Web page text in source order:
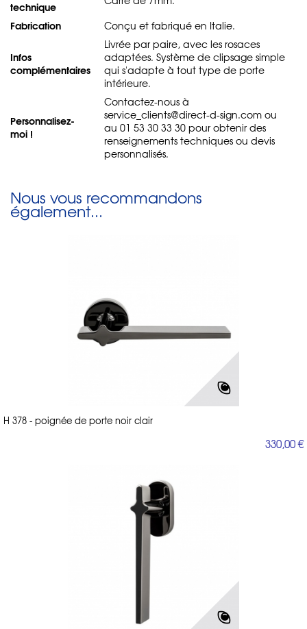
technique
Fabrication Conçu et fabriqué en Italie.
Infos
complémentaires
Livrée par paire, avec les rosaces
adaptées. Système de clipsage simple
qui s'adapte à tout type de porte
intérieure.
Personnalisez-
moi !
Contactez-nous à
service_clients@direct-d-sign.com ou
au 01 53 30 33 30 pour obtenir des
renseignements techniques ou devis
personnalisés.
Nous vous recommandons
également...
H 378 - poignée de porte noir clair
330,00 €